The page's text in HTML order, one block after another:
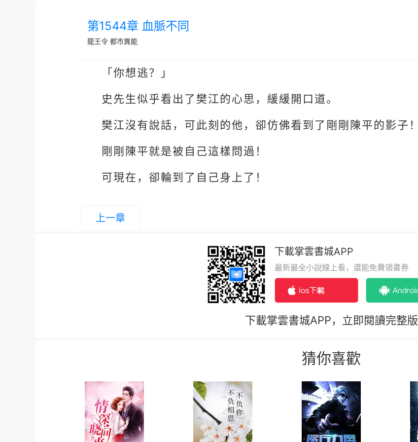
第1544章 血脈不同
龍王令 都市異能
「你想逃？」
史先生似乎看出了樊江的心思，緩緩開口道。
樊江沒有說話，可此刻的他，卻仿佛看到了剛剛陳平的影子！
剛剛陳平就是被自己這樣問過！
可現在，卻輪到了自己身上了！
上一章
下載掌雲書城APP
最新最全小說線上看，還能免費領書券
下載掌雲書城APP，立即閱讀完整版
猜你喜歡